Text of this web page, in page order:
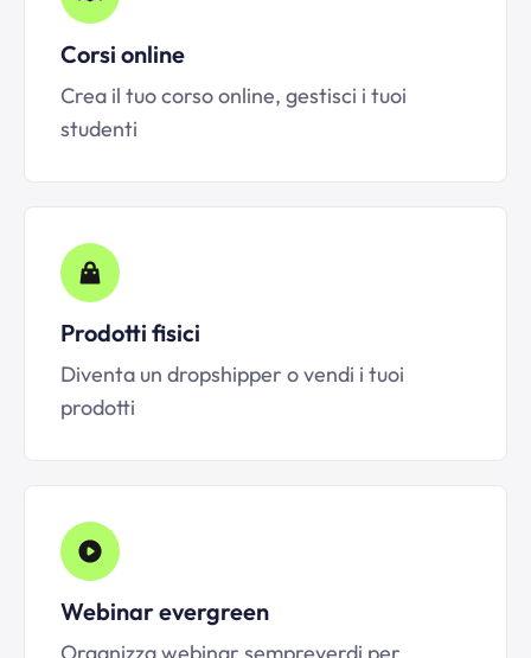
Corsi online
Crea il tuo corso online, gestisci i tuoi
studenti
Prodotti fisici
Diventa un dropshipper o vendi i tuoi
prodotti
Webinar evergreen
Organizza webinar sempreverdi per